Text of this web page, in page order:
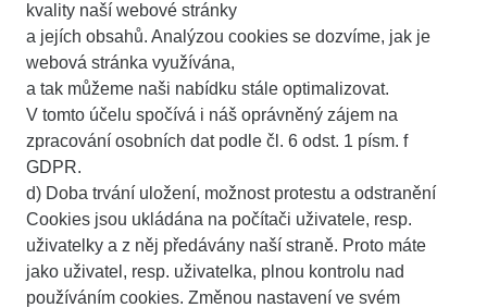
kvality naší webové stránky
a jejích obsahů. Analýzou cookies se dozvíme, jak je
webová stránka využívána,
a tak můžeme naši nabídku stále optimalizovat.
V tomto účelu spočívá i náš oprávněný zájem na
zpracování osobních dat podle čl. 6 odst. 1 písm. f
GDPR.
d) Doba trvání uložení, možnost protestu a odstranění
Cookies jsou ukládána na počítači uživatele, resp.
uživatelky a z něj předávány naší straně. Proto máte
jako uživatel, resp. uživatelka, plnou kontrolu nad
používáním cookies. Změnou nastavení ve svém